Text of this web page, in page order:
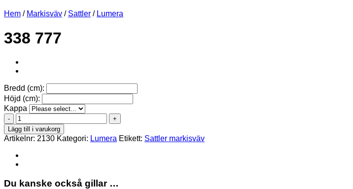
Hem / Markisväv / Sattler / Lumera
338 777
Bredd (cm):
Höjd (cm):
Kappa
338
777
mängd
Lägg till i varukorg
Artikelnr: 2130 Kategori: Lumera Etikett: Sattler markisväv
Du kanske också gillar …